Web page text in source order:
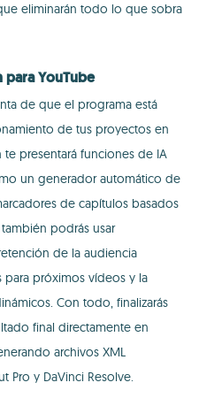
eliminarán todo lo que sobra
YouTube
de que el programa está
de tus proyectos en
te presentará funciones de IA
un generador automático de
de capítulos basados
podrás usar
de la audiencia
para próximos vídeos y la
Con todo, finalizarás
final directamente en
archivos XML
Pro y DaVinci Resolve.